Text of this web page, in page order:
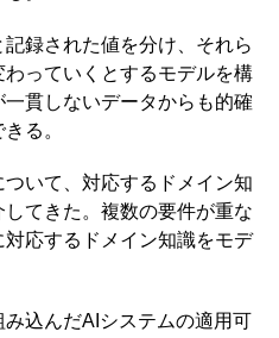
録された値を分け、それら
っていくとするモデルを構
貫しないデータからも的確
る。
いて、対応するドメイン知
てきた。複数の要件が重な
応するドメイン知識をモデ
込んだAIシステムの適用可